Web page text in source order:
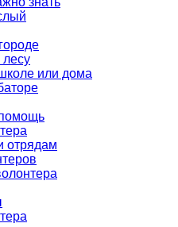
лесу
или дома
отрядам